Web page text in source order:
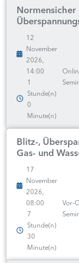
Normensicher
12
November
2026,
14:00
1
Stunde(n)
0
Minute(n)
Blitz-,
Gas- und
17
November
2026,
08:00
7
Stunde(n)
30
Minute(n)
Vor-